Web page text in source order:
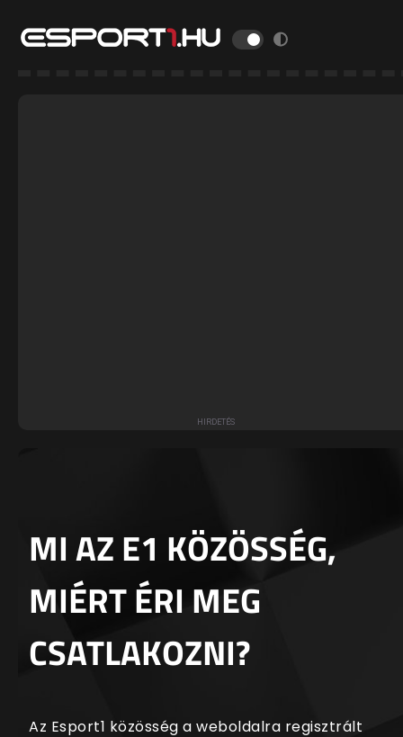
MI AZ E1 KÖZÖSSÉG,
MIÉRT ÉRI MEG
CSATLAKOZNI?
Az Esport1 közösség a weboldalra regisztrált